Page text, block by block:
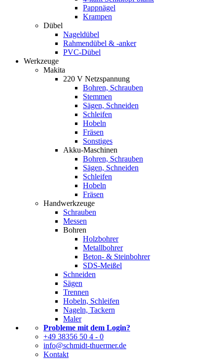
Pappnägel
Krampen
Dübel
Nageldübel
Rahmendübel & -anker
PVC-Dübel
Werkzeuge
Makita
220 V Netzspannung
Bohren, Schrauben
Stemmen
Sägen, Schneiden
Schleifen
Hobeln
Fräsen
Sonstiges
Akku-Maschinen
Bohren, Schrauben
Sägen, Schneiden
Schleifen
Hobeln
Fräsen
Handwerkzeuge
Schrauben
Messen
Bohren
Holzbohrer
Metallbohrer
Beton- & Steinbohrer
SDS-Meißel
Schneiden
Sägen
Trennen
Hobeln, Schleifen
Nageln, Tackern
Maler
Probleme mit dem Login?
+49 38356 50 4 - 0
info@schmidt-thuermer.de
Kontakt